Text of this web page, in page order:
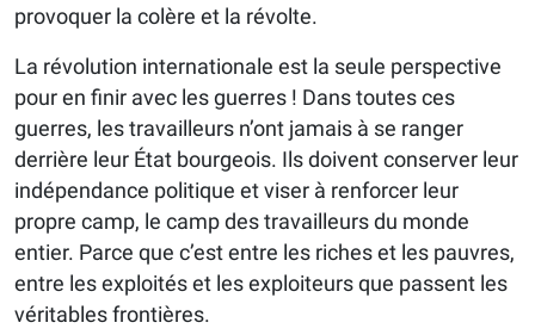
provoquer la colère et la révolte.
La révolution internationale est la seule perspective
pour en finir avec les guerres ! Dans toutes ces
guerres, les travailleurs n’ont jamais à se ranger
derrière leur État bourgeois. Ils doivent conserver leur
indépendance politique et viser à renforcer leur
propre camp, le camp des travailleurs du monde
entier. Parce que c’est entre les riches et les pauvres,
entre les exploités et les exploiteurs que passent les
véritables frontières.